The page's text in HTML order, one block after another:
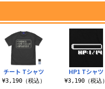
チート Tシャツ
¥3,190（税込）
HP1 Tシャツ
¥3,190（税込）